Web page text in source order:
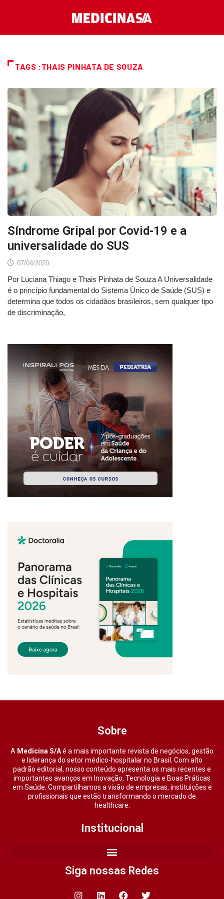
TAGS :THAIS PINHATA DE SOUZA
Síndrome Gripal por Covid-19 e a
universalidade do SUS
07/04/2020
Por Luciana Thiago e Thais Pinhata de Souza A Universalidade
é o princípio fundamental do Sistema Único de Saúde (SUS) e
determina que todos os cidadãos brasileiros, sem qualquer tipo
de discriminação,
Sobre
A Medicina S/Aé a mais importante revista de negócios, gestão
e liderança do setor médico-hospitalar no Brasil. Com alto
padrão editorial, nosso conteúdo apresenta os mais recentes e
importantes avanços em Inovação, Tecnologia e Boas Práticas
em Saúde. Compartilhamos a visão de empresas, instituições e
profissionais que estão transformando o mercado de
healthcare.
Institucional
Siga nossas Redes